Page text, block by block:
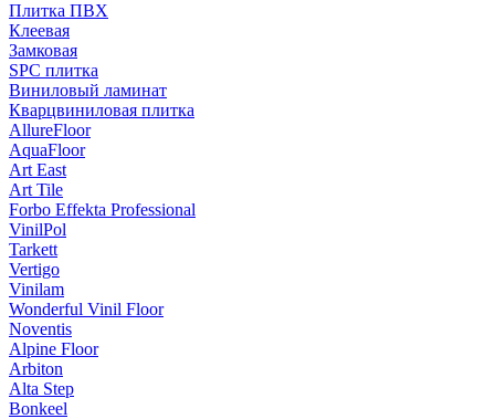
Плитка ПВХ
Клеевая
Замковая
SPC плитка
Виниловый ламинат
Кварцвиниловая плитка
AllureFloor
AquaFloor
Art East
Art Tile
Forbo Effekta Professional
VinilPol
Tarkett
Vertigo
Vinilam
Wonderful Vinil Floor
Noventis
Alpine Floor
Arbiton
Alta Step
Bonkeel